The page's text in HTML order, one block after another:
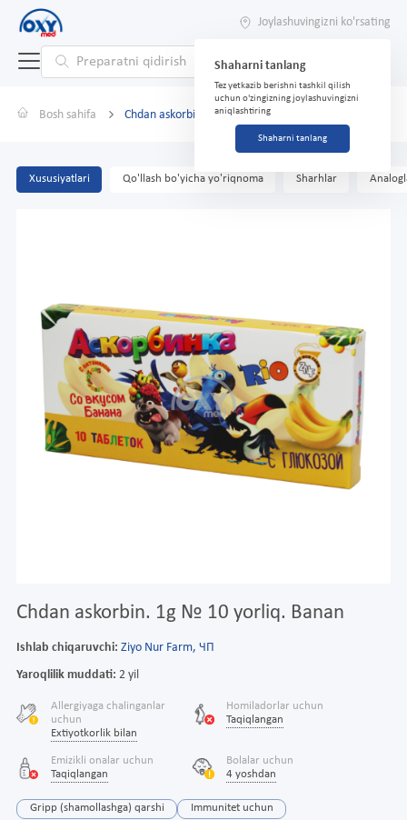
Joylashuvingizni ko'rsating
Shaharni tanlang
Tez yetkazib berishni tashkil qilish
uchun o'zingizning joylashuvingizni
aniqlashtiring
Shaharni tanlang
Bosh sahifa Chdan askorbin. 1g № 10 yorliq. Banan
Xususiyatlari Qo'llash bo'yicha yo'riqnoma Sharhlar
Chdan askorbin. 1g № 10 yorliq. Banan
Ishlab chiqaruvchi: Ziyo Nur Farm, ЧП
Yaroqlilik muddati: 2 yil
Allergiyaga chalinganlar
uchun
Extiyotkorlik bilan
Homiladorlar uchun
Taqiqlangan
Emizikli onalar uchun
Taqiqlangan
Bolalar uchun
4 yoshdan
Gripp (shamollashga) qarshi Immunitet uchun